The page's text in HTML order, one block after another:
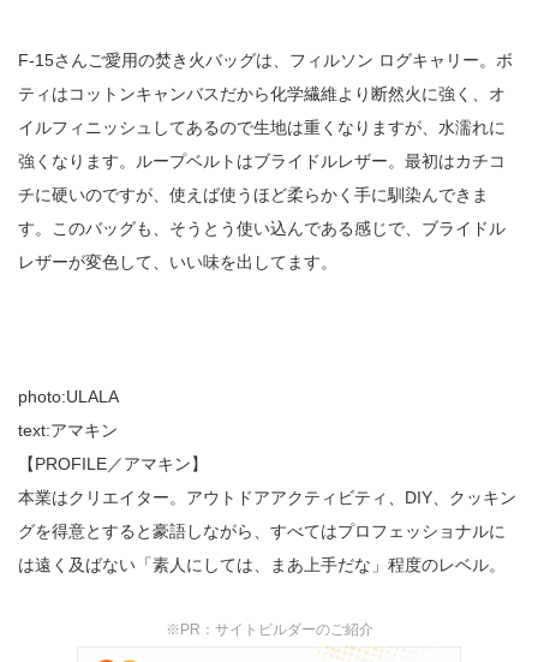
F-15さんご愛用の焚き火バッグは、フィルソン ログキャリー。ボ
ティはコットンキャンバスだから化学繊維より断然火に強く、オ
イルフィニッシュしてあるので生地は重くなりますが、水濡れに
強くなります。ループベルトはブライドルレザー。最初はカチコ
チに硬いのですが、使えば使うほど柔らかく手に馴染んできま
す。このバッグも、そうとう使い込んである感じで、ブライドル
レザーが変色して、いい味を出してます。
photo:ULALA
text:アマキン
【PROFILE／アマキン】
本業はクリエイター。アウトドアアクティビティ、DIY、クッキン
グを得意とすると豪語しながら、すべてはプロフェッショナルに
は遠く及ばない「素人にしては、まあ上手だな」程度のレベル。
※PR：サイトビルダーのご紹介